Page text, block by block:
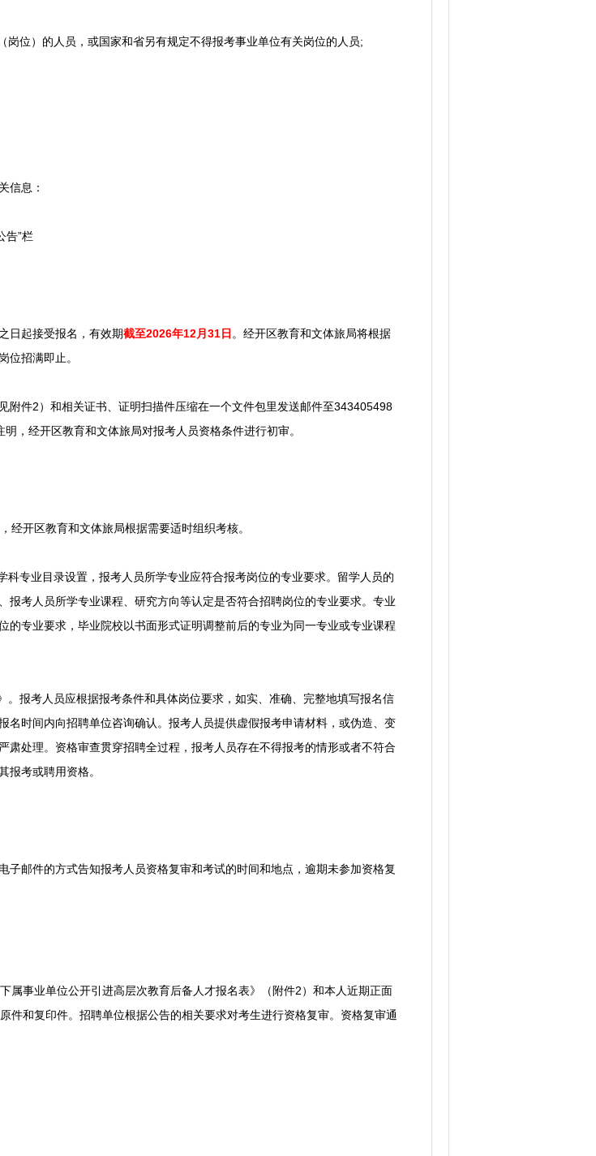
位）的人员，或国家和省另有规定不得报考事业单位有关岗位的人员;
信息：
告”栏
起接受报名，有效期截至2026年12月31日 。经开区教育和文体旅局将根据
位招满即止。
件2）和相关证书、证明扫描件压缩在一个文件包里发送邮件至343405498
，经开区教育和文体旅局对报考人员资格条件进行初审。
开区教育和文体旅局根据需要适时组织考核。
专业目录设置，报考人员所学专业应符合报考岗位的专业要求。留学人员的
考人员所学专业课程、研究方向等认定是否符合招聘岗位的专业要求。专业
专业要求，毕业院校以书面形式证明调整前后的专业为同一专业或专业课程
报考人员应根据报考条件和具体岗位要求，如实、准确、完整地填写报名信
名时间内向招聘单位咨询确认。报考人员提供虚假报考申请材料，或伪造、变
处理。资格审查贯穿招聘全过程，报考人员存在不得报考的情形或者不符合
报考或聘用资格。
邮件的方式告知报考人员资格复审和考试的时间和地点，逾期未参加资格复
事业单位公开引进高层次教育后备人才报名表》（附件2）和本人近期正面
件和复印件。招聘单位根据公告的相关要求对考生进行资格复审。资格复审通